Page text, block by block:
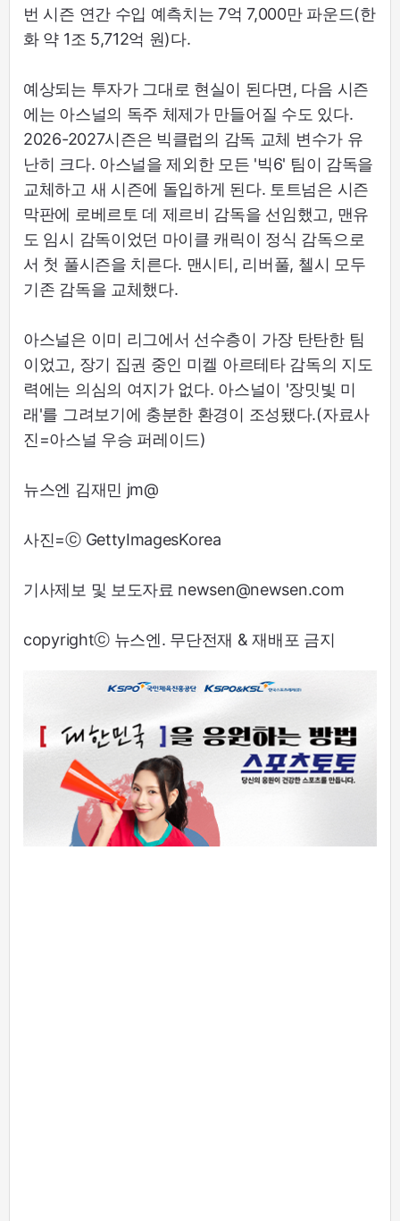
번 시즌 연간 수입 예측치는 7억 7,000만 파운드(한
화 약 1조 5,712억 원)다.
예상되는 투자가 그대로 현실이 된다면, 다음 시즌
에는 아스널의 독주 체제가 만들어질 수도 있다.
2026-2027시즌은 빅클럽의 감독 교체 변수가 유
난히 크다. 아스널을 제외한 모든 '빅6' 팀이 감독을
교체하고 새 시즌에 돌입하게 된다. 토트넘은 시즌
막판에 로베르토 데 제르비 감독을 선임했고, 맨유
도 임시 감독이었던 마이클 캐릭이 정식 감독으로
서 첫 풀시즌을 치른다. 맨시티, 리버풀, 첼시 모두
기존 감독을 교체했다.
아스널은 이미 리그에서 선수층이 가장 탄탄한 팀
이었고, 장기 집권 중인 미켈 아르테타 감독의 지도
력에는 의심의 여지가 없다. 아스널이 '장밋빛 미
래'를 그려보기에 충분한 환경이 조성됐다.(자료사
진=아스널 우승 퍼레이드)
뉴스엔 김재민 jm@
사진=ⓒ GettyImagesKorea
기사제보 및 보도자료 newsen@newsen.com
copyrightⓒ 뉴스엔. 무단전재 & 재배포 금지